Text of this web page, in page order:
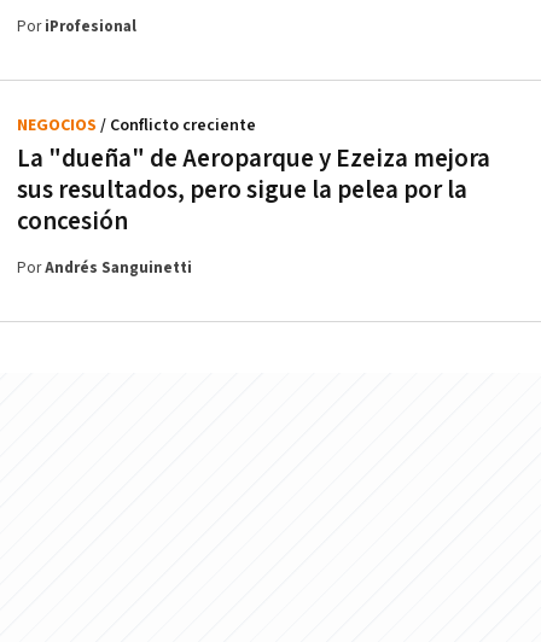
PoriProfesional
La "dueña" de Aeroparque y Ezeiza mejora
sus resultados, pero sigue la pelea por la
concesión
NEGOCIOS / Conflicto creciente
PorAndrés Sanguinetti